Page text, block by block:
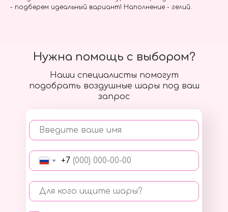
- подберем идеальный вариант! Наполнение - гелий.
Наши специалисты помогут
подобрать воздушные шары под ваш
запрос
Введите ваше имя
+7
Для кого ищите шары?
Нужна помощь с выбором?